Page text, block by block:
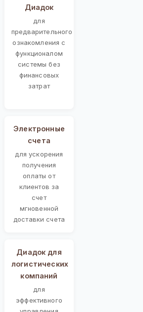
Диадок
для
предварительного
ознакомления с
функционалом
системы без
финансовых
затрат
Электронные
счета
для ускорения
получения
оплаты от
клиентов за
счет
мгновенной
доставки счета
Диадок для
логистических
компаний
для
эффективного